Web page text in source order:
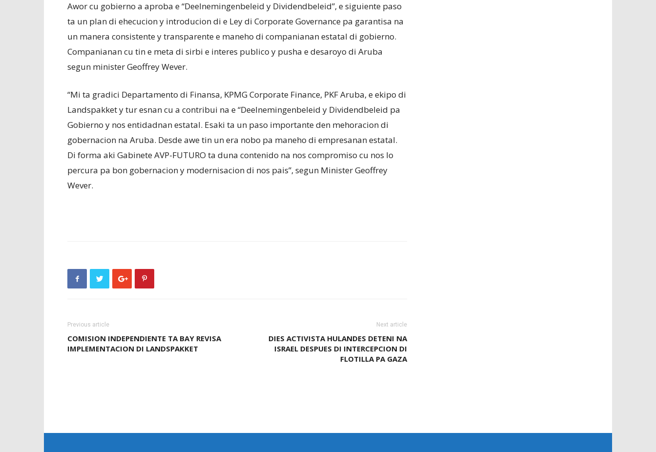
Awor cu gobierno a aproba e “Deelnemingenbeleid y Dividendbeleid”, e siguiente paso
ta un plan di ehecucion y introducion di e Ley di Corporate Governance pa garantisa na
un manera consistente y transparente e maneho di companianan estatal di gobierno.
Companianan cu tin e meta di sirbi e interes publico y pusha e desaroyo di Aruba
segun minister Geoffrey Wever.
“Mi ta gradici Departamento di Finansa, KPMG Corporate Finance, PKF Aruba, e ekipo di
Landspakket y tur esnan cu a contribui na e “Deelnemingenbeleid y Dividendbeleid pa
Gobierno y nos entidadnan estatal. Esaki ta un paso importante den mehoracion di
gobernacion na Aruba. Desde awe tin un era nobo pa maneho di empresanan estatal.
Di forma aki Gabinete AVP-FUTURO ta duna contenido na nos compromiso cu nos lo
percura pa bon gobernacion y modernisacion di nos pais”, segun Minister Geoffrey
Wever.
Previous article
COMISION INDEPENDIENTE TA BAY REVISA
IMPLEMENTACION DI LANDSPAKKET
Next article
DIES ACTIVISTA HULANDES DETENI NA
ISRAEL DESPUES DI INTERCEPCION DI
FLOTILLA PA GAZA